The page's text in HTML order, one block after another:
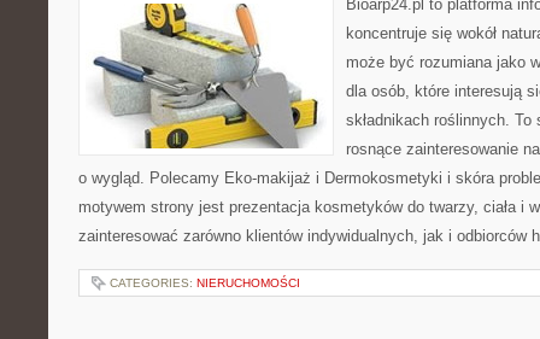
Bioarp24.pl to platforma
koncentruje się wokół
może być rozumiana jako
dla osób, które interesują
składnikach roślinnych.
rosnące zainteresowanie
o wygląd. Polecamy Eko-makijaż i Dermokosmetyki i skóra
motywem strony jest prezentacja kosmetyków do twarzy, ciała i
zainteresować zarówno klientów indywidualnych, jak i
CATEGORIES: NIERUCHOMOŚCI